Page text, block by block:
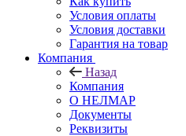
Условия оплаты
Условия доставки
Гарантия на товар
Компания
Назад
Компания
О НЕЛМАР
Документы
Реквизиты